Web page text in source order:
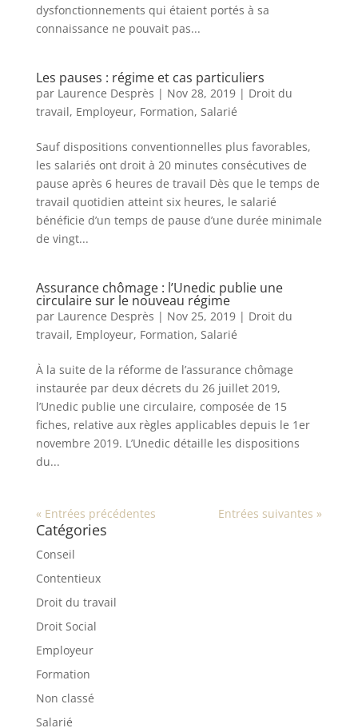
dysfonctionnements qui étaient portés à sa
connaissance ne pouvait pas...
Les pauses : régime et cas particuliers
par Laurence Desprès | Nov 28, 2019| Droit du
travail, Employeur, Formation, Salarié
Sauf dispositions conventionnelles plus favorables,
les salariés ont droit à 20 minutes consécutives de
pause après 6 heures de travail Dès que le temps de
travail quotidien atteint six heures, le salarié
bénéficie d’un temps de pause d’une durée minimale
de vingt...
Assurance chômage : l’Unedic publie une
circulaire sur le nouveau régime
par Laurence Desprès | Nov 25, 2019| Droit du
travail, Employeur, Formation, Salarié
À la suite de la réforme de l’assurance chômage
instaurée par deux décrets du 26 juillet 2019,
l’Unedic publie une circulaire, composée de 15
fiches, relative aux règles applicables depuis le 1er
novembre 2019. L’Unedic détaille les dispositions
du...
« Entrées précédentes Entrées suivantes »
Catégories
Conseil
Contentieux
Droit du travail
Droit Social
Employeur
Formation
Non classé
Salarié